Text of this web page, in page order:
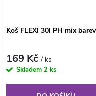
Koš FLEXI 30l PH mix barev
169 Kč/ ks
Skladem 2 ks